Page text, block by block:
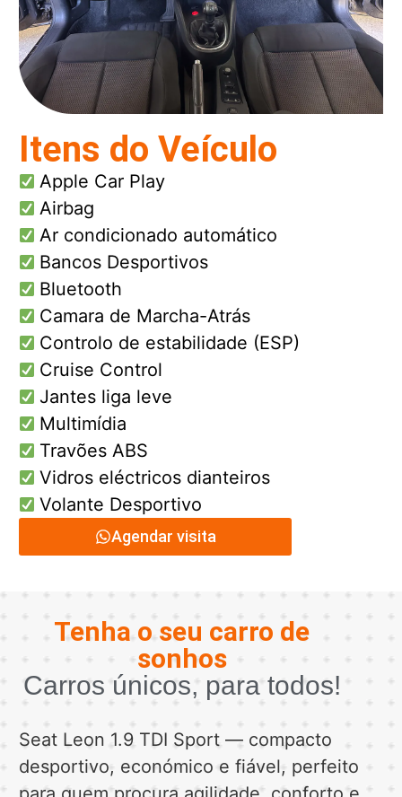
Itens do Veículo
Apple Car Play
Airbag
Ar condicionado automático
Bancos Desportivos
Bluetooth
Camara de Marcha-Atrás
Controlo de estabilidade (ESP)
Cruise Control
Jantes liga leve
Multimídia
Travões ABS
Vidros eléctricos dianteiros
Volante Desportivo
Agendar visita
Tenha o seu carro de
sonhos
Carros únicos, para todos!
Seat Leon 1.9 TDI Sport — compacto
desportivo, económico e fiável, perfeito